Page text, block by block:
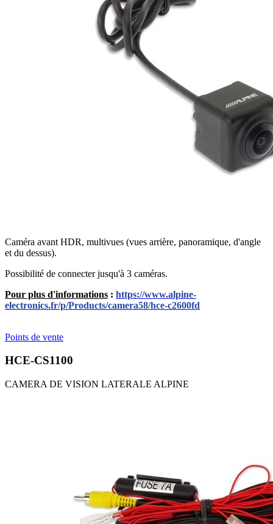
Caméra avant HDR, multivues (vues arrière, panoramique, d'angle
et du dessus).
Possibilité de connecter jusqu'à 3 caméras.
Pour plus d'informations : https://www.alpine-
electronics.fr/p/Products/camera58/hce-c2600fd
Points de vente
HCE-CS1100
CAMERA DE VISION LATERALE ALPINE